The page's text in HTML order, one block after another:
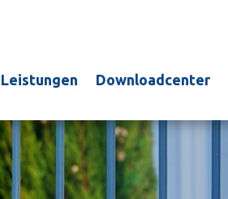
Leistungen Downloadcenter